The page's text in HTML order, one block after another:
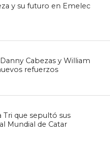
y su futuro en Emelec
Cabezas y William
refuerzos
Tri que sepultó sus
Mundial de Catar